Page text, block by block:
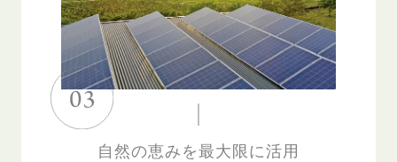
自然の恵みを最大限に活用